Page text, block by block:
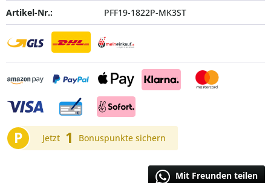
Artikel-Nr.: PFF19-1822P-MK3ST
P Jetzt 1 Bonuspunkte sichern
Mit Freunden teilen